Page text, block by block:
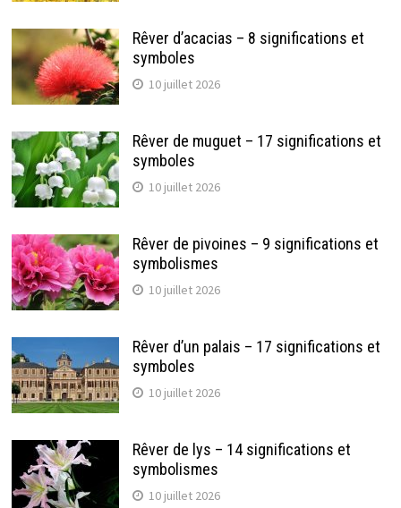
Rêver d’acacias – 8 significations et
symboles
10 juillet 2026
Rêver de muguet – 17 significations et
symboles
10 juillet 2026
Rêver de pivoines – 9 significations et
symbolismes
10 juillet 2026
Rêver d’un palais – 17 significations et
symboles
10 juillet 2026
Rêver de lys – 14 significations et
symbolismes
10 juillet 2026